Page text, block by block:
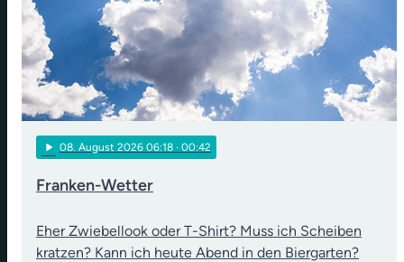
play_arrow 08. August 2026 06:18 · 00:42
Franken-Wetter
Eher Zwiebellook oder T-Shirt? Muss ich Scheiben
kratzen? Kann ich heute Abend in den Biergarten?